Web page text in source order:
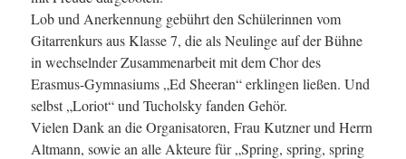
Lob und Anerkennung gebührt den Schülerinnen vom
Gitarrenkurs aus Klasse 7, die als Neulinge auf der Bühne
in wechselnder Zusammenarbeit mit dem Chor des
Erasmus-Gymnasiums „Ed Sheeran“ erklingen ließen. Und
selbst „Loriot“ und Tucholsky fanden Gehör.
Vielen Dank an die Organisatoren, Frau Kutzner und Herrn
Altmann, sowie an alle Akteure für „Spring, spring, spring